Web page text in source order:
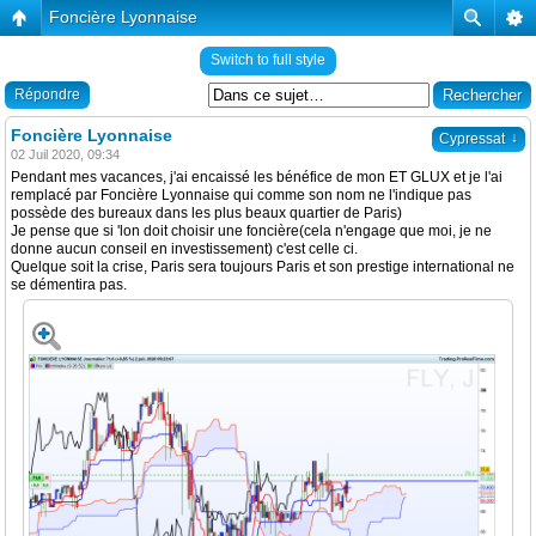
Foncière Lyonnaise
Switch to full style
Répondre
Cypressat ↓
Foncière Lyonnaise
02 Juil 2020, 09:34
Pendant mes vacances, j'ai encaissé les bénéfice de mon ET GLUX et je l'ai
remplacé par Foncière Lyonnaise qui comme son nom ne l'indique pas
possède des bureaux dans les plus beaux quartier de Paris)
Je pense que si 'lon doit choisir une foncière(cela n'engage que moi, je ne
donne aucun conseil en investissement) c'est celle ci.
Quelque soit la crise, Paris sera toujours Paris et son prestige international ne
se démentira pas.